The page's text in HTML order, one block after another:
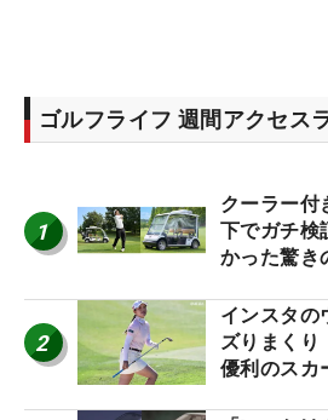
ゴルフライフ 週間アクセス
1
クーラー付
下でガチ検
かった驚き
2
インスタの
ズりまく
優利のスカ